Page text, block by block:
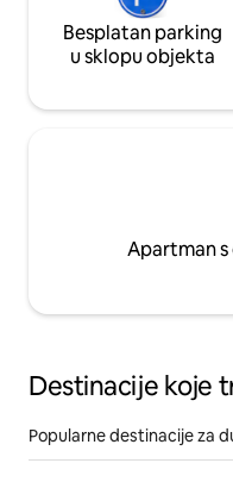
Besplatan parking
u sklopu objekta
Apartman
Destinacije koje
Popularne destinacije za